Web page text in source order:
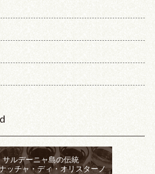
サルデーニャ島の伝統
ッチャ・ディ・オリスターノ